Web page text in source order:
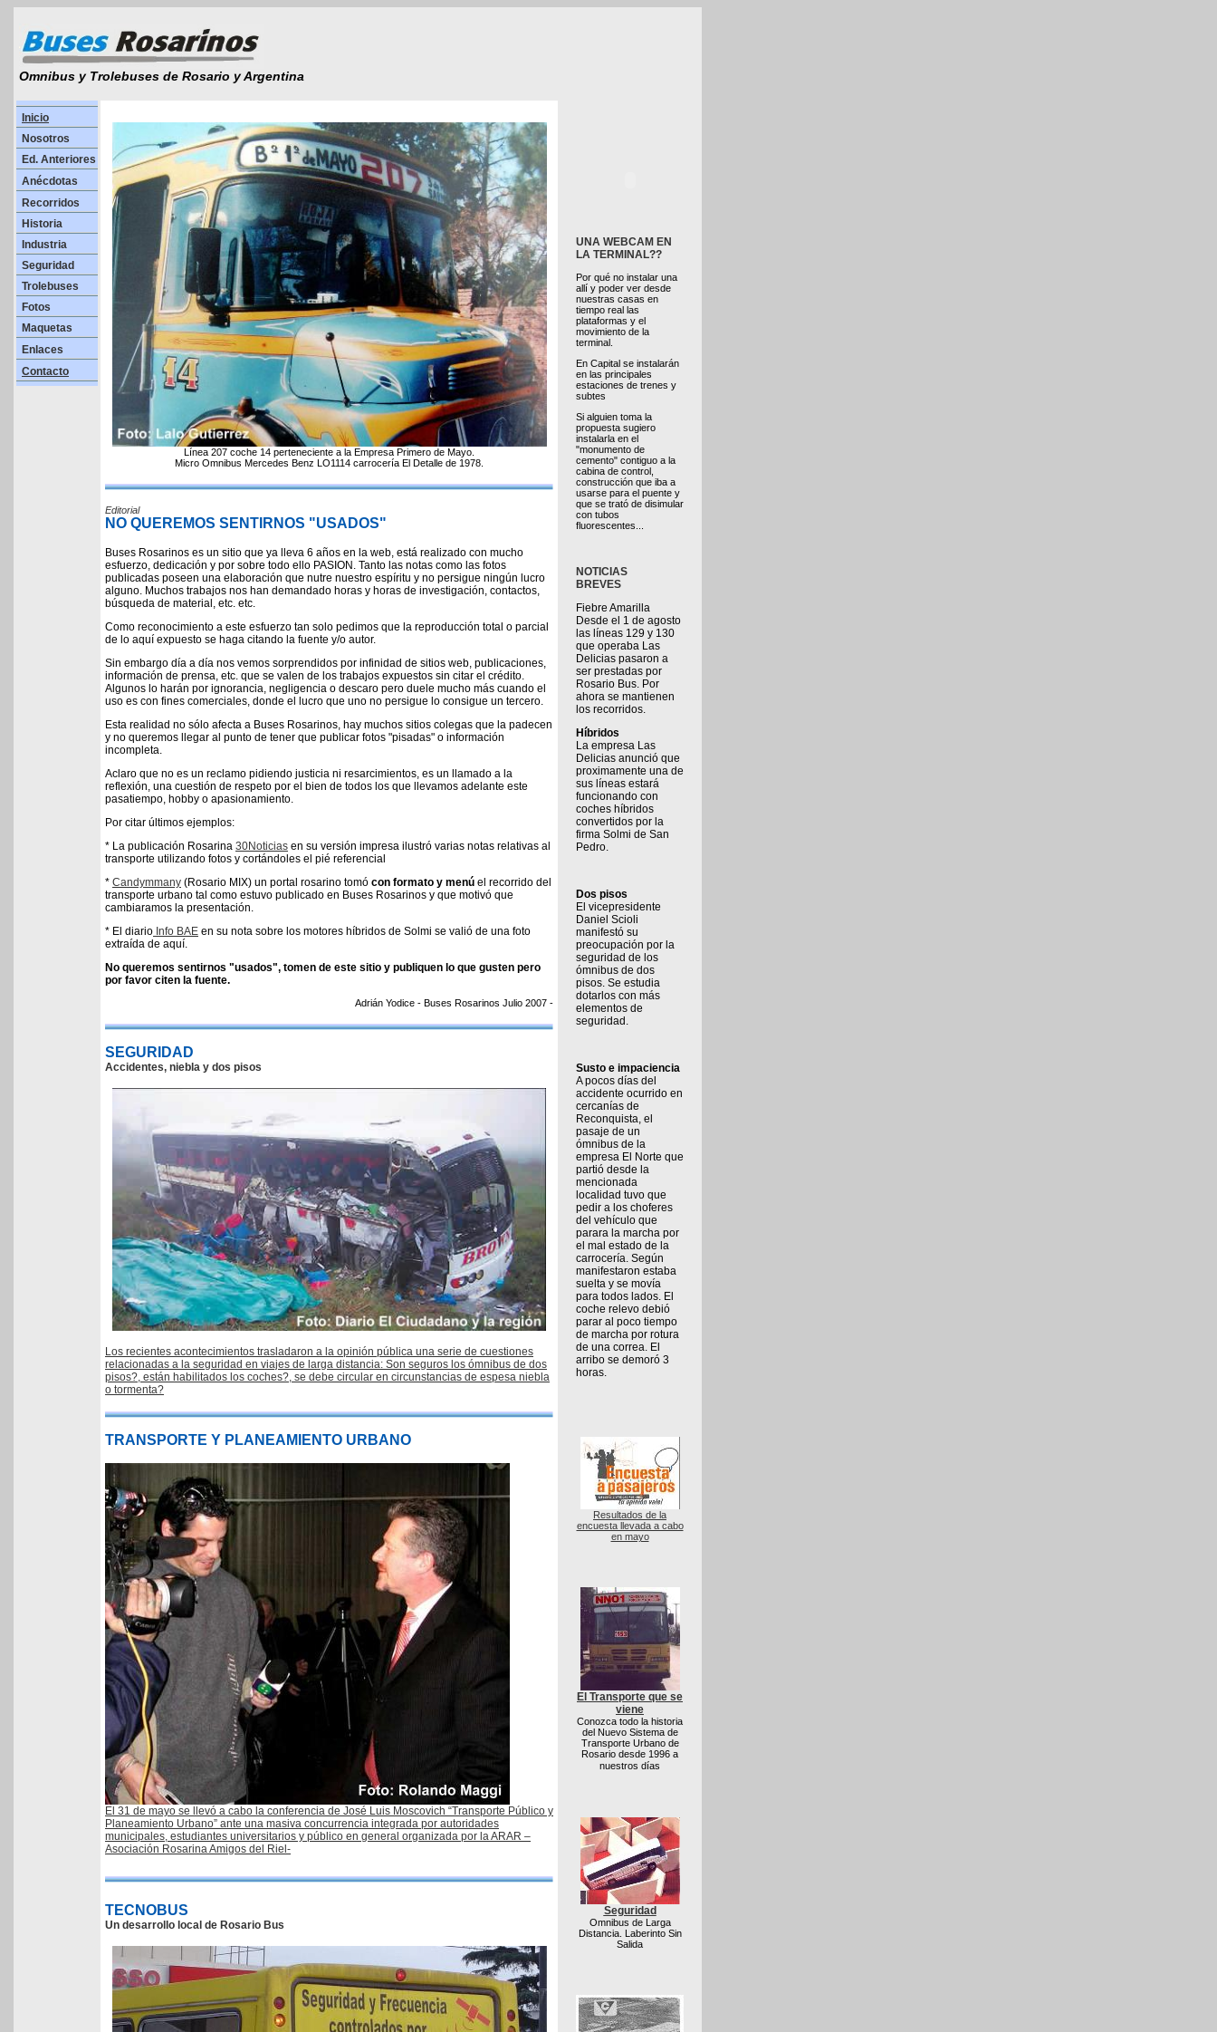
Omnibus y Trolebuses de Rosario y Argentina
Inicio
Nosotros
Ed. Anteriores
Anécdotas
Recorridos
Historia
Industria
Seguridad
Trolebuses
Fotos
Maquetas
Enlaces
Contacto
Línea 207 coche 14 perteneciente a la Empresa Primero de Mayo.
Micro Omnibus Mercedes Benz LO1114 carrocería El Detalle de 1978.
Editorial
NO QUEREMOS SENTIRNOS "USADOS"
Buses Rosarinos es un sitio que ya lleva 6 años en la web, está realizado con mucho
esfuerzo, dedicación y por sobre todo ello PASION. Tanto las notas como las fotos
publicadas poseen una elaboración que nutre nuestro espíritu y no persigue ningún lucro
alguno. Muchos trabajos nos han demandado horas y horas de investigación, contactos,
búsqueda de material, etc. etc.
Como reconocimiento a este esfuerzo tan solo pedimos que la reproducción total o parcial
de lo aquí expuesto se haga citando la fuente y/o autor.
Sin embargo día a día nos vemos sorprendidos por infinidad de sitios web, publicaciones,
información de prensa, etc. que se valen de los trabajos expuestos sin citar el crédito.
Algunos lo harán por ignorancia, negligencia o descaro pero duele mucho más cuando el
uso es con fines comerciales, donde el lucro que uno no persigue lo consigue un tercero.
Esta realidad no sólo afecta a Buses Rosarinos, hay muchos sitios colegas que la padecen
y no queremos llegar al punto de tener que publicar fotos "pisadas" o información
incompleta.
Aclaro que no es un reclamo pidiendo justicia ni resarcimientos, es un llamado a la
reflexión, una cuestión de respeto por el bien de todos los que llevamos adelante este
pasatiempo, hobby o apasionamiento.
Por citar últimos ejemplos:
* La publicación Rosarina 30Noticias en su versión impresa ilustró varias notas relativas al
transporte utilizando fotos y cortándoles el pié referencial
* Candymmany (Rosario MIX) un portal rosarino tomó con formato y menú el recorrido del
transporte urbano tal como estuvo publicado en Buses Rosarinos y que motivó que
cambiaramos la presentación.
* El diario Info BAE en su nota sobre los motores híbridos de Solmi se valió de una foto
extraída de aquí.
No queremos sentirnos "usados", tomen de este sitio y publiquen lo que gusten pero
por favor citen la fuente.
Adrián Yodice - Buses Rosarinos Julio 2007 -
SEGURIDAD
Accidentes, niebla y dos pisos
Los recientes acontecimientos trasladaron a la opinión pública una serie de cuestiones
relacionadas a la seguridad en viajes de larga distancia: Son seguros los ómnibus de dos
pisos?, están habilitados los coches?, se debe circular en circunstancias de espesa niebla
o tormenta?
TRANSPORTE Y PLANEAMIENTO URBANO
El 31 de mayo se llevó a cabo la conferencia de José Luis Moscovich “Transporte Público y
Planeamiento Urbano” ante una masiva concurrencia integrada por autoridades
municipales, estudiantes universitarios y público en general organizada por la ARAR –
Asociación Rosarina Amigos del Riel-
TECNOBUS
Un desarrollo local de Rosario Bus
UNA WEBCAM EN
LA TERMINAL??
Por qué no instalar una
allí y poder ver desde
nuestras casas en
tiempo real las
plataformas y el
movimiento de la
terminal.
En Capital se instalarán
en las principales
estaciones de trenes y
subtes
Si alguien toma la
propuesta sugiero
instalarla en el
"monumento de
cemento" contiguo a la
cabina de control,
construcción que iba a
usarse para el puente y
que se trató de disimular
con tubos
fluorescentes...
NOTICIAS
BREVES
Fiebre Amarilla
Desde el 1 de agosto
las líneas 129 y 130
que operaba Las
Delicias pasaron a
ser prestadas por
Rosario Bus. Por
ahora se mantienen
los recorridos.
Híbridos
La empresa Las
Delicias anunció que
proximamente una de
sus líneas estará
funcionando con
coches híbridos
convertidos por la
firma Solmi de San
Pedro.
Dos pisos
El vicepresidente
Daniel Scioli
manifestó su
preocupación por la
seguridad de los
ómnibus de dos
pisos. Se estudia
dotarlos con más
elementos de
seguridad.
Susto e impaciencia
A pocos días del
accidente ocurrido en
cercanías de
Reconquista, el
pasaje de un
ómnibus de la
empresa El Norte que
partió desde la
mencionada
localidad tuvo que
pedir a los choferes
del vehículo que
parara la marcha por
el mal estado de la
carrocería. Según
manifestaron estaba
suelta y se movía
para todos lados. El
coche relevo debió
parar al poco tiempo
de marcha por rotura
de una correa. El
arribo se demoró 3
horas.
Resultados de la
encuesta llevada a cabo
en mayo
El Transporte que se
viene
Conozca todo la historia
del Nuevo Sistema de
Transporte Urbano de
Rosario desde 1996 a
nuestros días
Seguridad
Omnibus de Larga
Distancia. Laberinto Sin
Salida